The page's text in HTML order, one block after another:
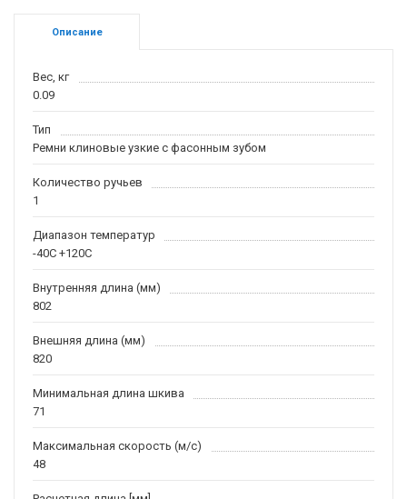
Описание
Вес, кг
0.09
Тип
Ремни клиновые узкие с фасонным зубом
Количество ручьев
1
Диапазон температур
-40С +120С
Внутренняя длина (мм)
802
Внешняя длина (мм)
820
Минимальная длина шкива
71
Максимальная скорость (м/c)
48